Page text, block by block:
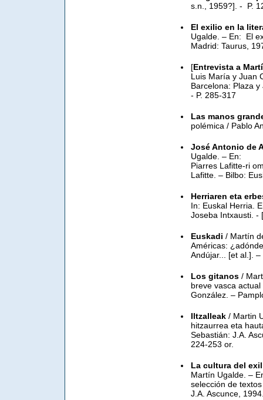
s.n., 1959?]. - P.
El exilio en la
Ugalde. – En: El
Madrid: Taurus,
[Entrevista a
Luis María y Juan
Barcelona: Plaza
- P. 285-317
Las manos
polémica / Pablo
José Antonio de
Ugalde. – En:
Piarres Lafitte-ri
Lafitte. – Bilbo:
Herriaren eta
In: Euskal Herria.
Joseba Intxausti. -
Euskadi / Martín
Américas:
Andújar... [et al.].
Los gitanos /
breve vasca
González. –
Iltzalleak / Martin
hitzaurrea eta
Sebastián: J.A.
224-253 or.
La cultura del
Martín Ugalde. –
selección de
J.A. Ascunce,